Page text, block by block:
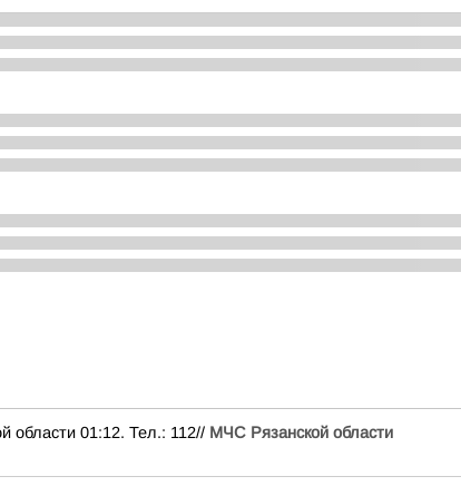
01:12. Тел.: 112// МЧС Рязанской области